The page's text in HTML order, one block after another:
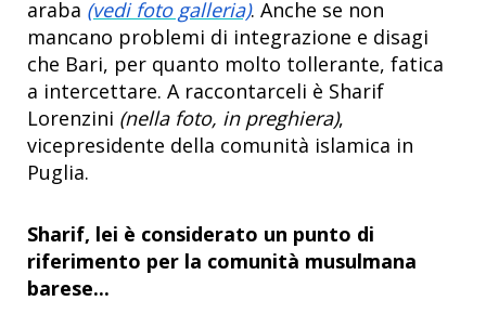
araba (vedi foto galleria). Anche se non
mancano problemi di integrazione e disagi
che Bari, per quanto molto tollerante, fatica
a intercettare. A raccontarceli è Sharif
Lorenzini (nella foto, in preghiera),
vicepresidente della comunità islamica in
Puglia.
Sharif, lei è considerato un punto di
riferimento per la comunità musulmana
barese...